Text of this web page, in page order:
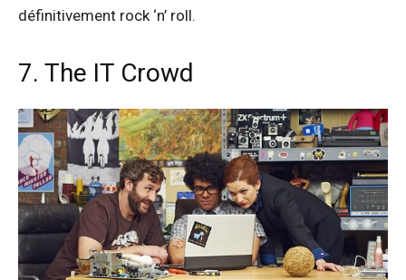
définitivement rock ‘n’ roll.
7. The IT Crowd